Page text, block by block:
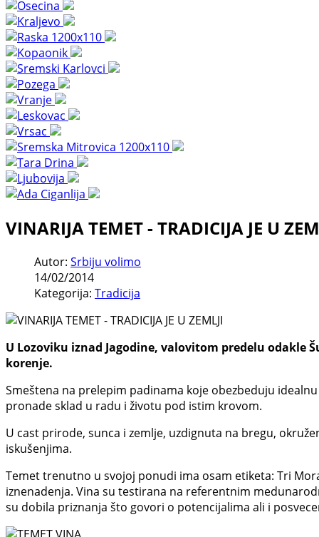
VINARIJA TEMET - TRADICIJA JE U
Autor: Srbiju volimo
14/02/2014
Kategorija: Tradicija
U Lozoviku iznad Jagodine, valovitom predelu odakle
korenje.
Smeštena na prelepim padinama koje obezbeduju
pronade sklad u radu i životu pod istim krovom.
U cast prirode, sunca i zemlje, uzdignuta na bregu,
iskušenjima.
Temet trenutno u svojoj ponudi ima osam etiketa: Tri
iznenadenja. Vina su testirana na referentnim
su dobila priznanja što govori o potencijalima ali i